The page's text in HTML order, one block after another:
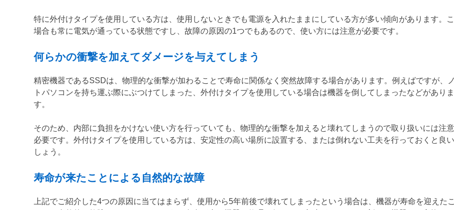
特に外付けタイプを使用している方は、使用しないときでも電源を入れたままにしている方が多い傾向があります。
場合も常に電気が通っている状態ですし、故障の原因の1つでもあるので、使い方には注意が必要です。
何らかの衝撃を加えてダメージを与えてしまう
精密機器であるSSDは、物理的な衝撃が加わることで寿命に関係なく突然故障する場合があります。例えばですが、
トパソコンを持ち運ぶ際にぶつけてしまった、外付けタイプを使用している場合は機器を倒してしまったなどがありま
す。
そのため、内部に負担をかけない使い方を行っていても、物理的な衝撃を加えると壊れてしまうので取り扱いには注
必要です。外付けタイプを使用している方は、安定性の高い場所に設置する、または倒れない工夫を行っておくと良
しょう。
寿命が来たことによる自然的な故障
上記でご紹介した4つの原因に当てはまらず、使用から5年前後で壊れてしまったという場合は、機器が寿命を迎えた